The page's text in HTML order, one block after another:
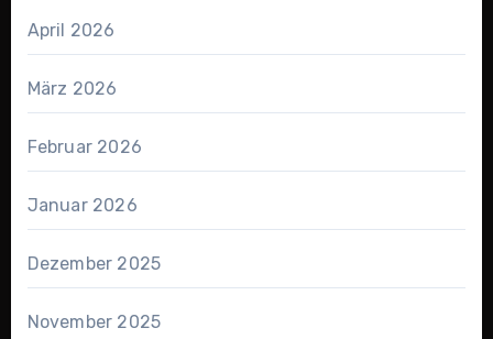
April 2026
März 2026
Februar 2026
Januar 2026
Dezember 2025
November 2025